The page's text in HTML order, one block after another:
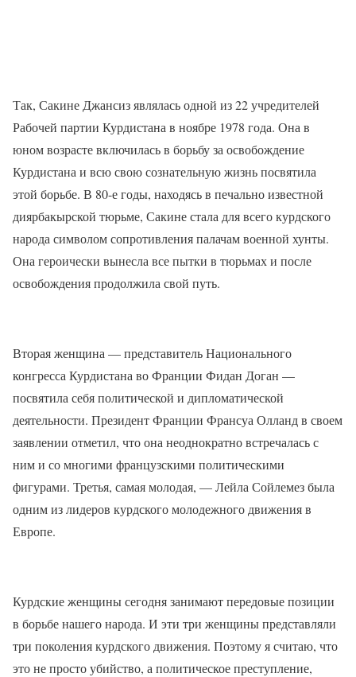
Так, Сакине Джансиз являлась одной из 22 учредителей
Рабочей партии Курдистана в ноябре 1978 года. Она в
юном возрасте включилась в борьбу за освобождение
Курдистана и всю свою сознательную жизнь посвятила
этой борьбе. В 80-е годы, находясь в печально известной
диярбакырской тюрьме, Сакине стала для всего курдского
народа символом сопротивления палачам военной хунты.
Она героически вынесла все пытки в тюрьмах и после
освобождения продолжила свой путь.
Вторая женщина — представитель Национального
конгресса Курдистана во Франции Фидан Доган —
посвятила себя политической и дипломатической
деятельности. Президент Франции Франсуа Олланд в своем
заявлении отметил, что она неоднократно встречалась с
ним и со многими французскими политическими
фигурами. Третья, самая молодая, — Лейла Сойлемез была
одним из лидеров курдского молодежного движения в
Европе.
Курдские женщины сегодня занимают передовые позиции
в борьбе нашего народа. И эти три женщины представляли
три поколения курдского движения. Поэтому я считаю, что
это не просто убийство, а политическое преступление,